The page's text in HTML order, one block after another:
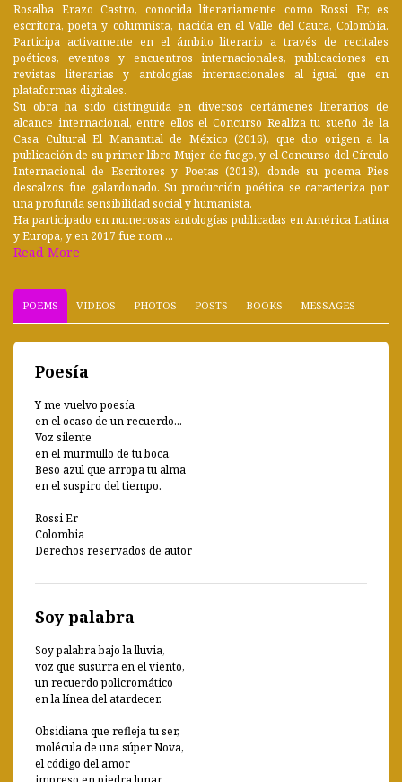
Rosalba Erazo Castro, conocida literariamente como Rossi Er, es
escritora, poeta y columnista, nacida en el Valle del Cauca, Colombia.
Participa activamente en el ámbito literario a través de recitales
poéticos, eventos y encuentros internacionales, publicaciones en
revistas literarias y antologías internacionales al igual que en
plataformas digitales.
Su obra ha sido distinguida en diversos certámenes literarios de
alcance internacional, entre ellos el Concurso Realiza tu sueño de la
Casa Cultural El Manantial de México (2016), que dio origen a la
publicación de su primer libro Mujer de fuego, y el Concurso del Círculo
Internacional de Escritores y Poetas (2018), donde su poema Pies
descalzos fue galardonado. Su producción poética se caracteriza por
una profunda sensibilidad social y humanista.
Ha participado en numerosas antologías publicadas en América Latina
y Europa, y en 2017 fue nom ...
Read More
POEMS VIDEOS PHOTOS POSTS BOOKS MESSAGES
Poesía
Y me vuelvo poesía
en el ocaso de un recuerdo...
Voz silente
en el murmullo de tu boca.
Beso azul que arropa tu alma
en el suspiro del tiempo.
Rossi Er
Colombia
Derechos reservados de autor
Soy palabra
Soy palabra bajo la lluvia,
voz que susurra en el viento,
un recuerdo policromático
en la línea del atardecer.
Obsidiana que refleja tu ser,
molécula de una súper Nova,
el código del amor